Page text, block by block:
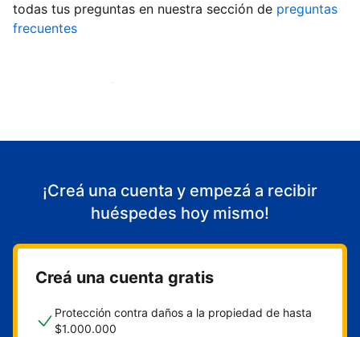
todas tus preguntas en nuestra sección de preguntas
frecuentes
Empezá a recibir huéspedes
¡Creá una cuenta y empezá a recibir
huéspedes hoy mismo!
Creá una cuenta gratis
Protección contra daños a la propiedad de hasta
$1.000.000